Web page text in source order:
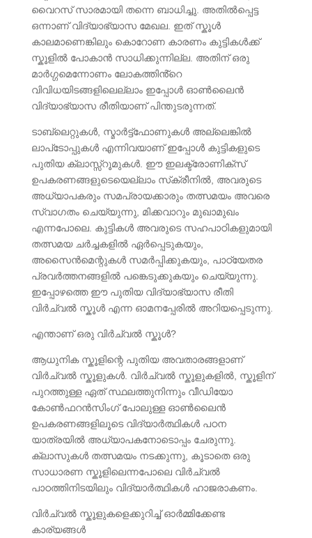
വൈറസ് സാരമായി തന്നെ ബാധിച്ചു. അതിൽപ്പെട്ട
ഒന്നാണ് വിദ്യാഭ്യാസ മേഖല. ഇത് സ്കൂൾ
കാലമാണെങ്കിലും കൊറോണ കാരണം കുട്ടികൾക്ക്
സ്കൂളിൽ പോകാൻ സാധിക്കുന്നില്ല. അതിന് ഒരു
മാർഗ്ഗമെന്നോണം ലോകത്തിൻ്റെ
വിവിധയിടങ്ങളിലെല്ലാം ഇപ്പോൾ ഓൺലൈൻ
വിദ്യാഭ്യാസ രീതിയാണ് പിന്തുടരുന്നത്.
ടാബ്‌ലെറ്റുകൾ, സ്മാർട്ട്‌ഫോണുകൾ അല്ലെങ്കിൽ
ലാപ്‌ടോപ്പുകൾ എന്നിവയാണ് ഇപ്പോൾ കുട്ടികളുടെ
പുതിയ ക്ലാസ്സ്റൂമുകൾ. ഈ ഇലക്ട്രോണിക്സ്
ഉപകരണങ്ങളുടെയെല്ലാം സ്‌ക്രീനിൽ, അവരുടെ
അധ്യാപകരും സമപ്രായക്കാരും തത്സമയം അവരെ
സ്വാഗതം ചെയ്യുന്നു, മിക്കവാറും മുഖാമുഖം
എന്നപോലെ. കുട്ടികൾ അവരുടെ സഹപാഠികളുമായി
തത്സമയ ചർച്ചകളിൽ ഏർപ്പെടുകയും,
അസൈൻമെന്റുകൾ സമർപ്പിക്കുകയും, പാഠ്യേതര
പ്രവർത്തനങ്ങളിൽ പങ്കെടുക്കുകയും ചെയ്യുന്നു.
ഇപ്പോഴത്തെ ഈ പുതിയ വിദ്യാഭ്യാസ രീതി
വിർച്വൽ സ്കൂൾ എന്ന ഓമനപ്പേരിൽ അറിയപ്പെടുന്നു.
എന്താണ് ഒരു വിർച്വൽ സ്കൂൾ?
ആധുനിക സ്കൂളിന്റെ പുതിയ അവതാരങ്ങളാണ്
വിർച്വൽ സ്കൂളുകൾ. വിർച്വൽ സ്കൂളുകളിൽ, സ്കൂളിന്
പുറത്തുള്ള ഏത് സ്ഥലത്തുനിന്നും വീഡിയോ
കോൺഫറൻസിംഗ് പോലുള്ള ഓൺലൈൻ
ഉപകരണങ്ങളിലൂടെ വിദ്യാർത്ഥികൾ പഠന
യാത്രയിൽ അധ്യാപകനോടൊപ്പം ചേരുന്നു.
ക്ലാസുകൾ തത്സമയം നടക്കുന്നു, കൂടാതെ ഒരു
സാധാരണ സ്കൂളിലെന്നപോലെ വിർച്വൽ
പാഠത്തിനിടയിലും വിദ്യാർത്ഥികൾ ഹാജരാകണം.
വിർച്വൽ സ്കൂളുകളെക്കുറിച്ച് ഓർമ്മിക്കേണ്ട
കാര്യങ്ങൾ